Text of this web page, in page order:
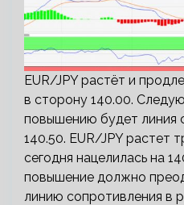
EUR/JPY растёт и
в сторону 140.00.
повышению будет линия
140.50. EUR/JPY растет
сегодня нацелилась на
повышение должно
линию сопротивления в